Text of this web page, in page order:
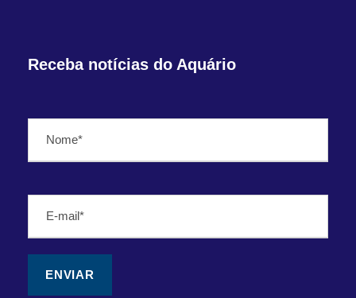
Receba notícias do Aquário